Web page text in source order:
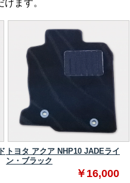
ます。
トヨタ アクア NHP10 JADEライ
ン・ブラック
￥16,000